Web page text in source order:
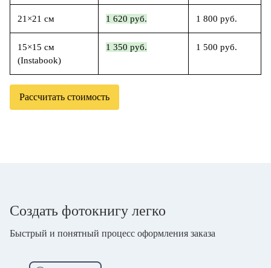
21×21 см 1 620 руб. 1 800 руб.
15×15 см
(Instabook)
1 350 руб. 1 500 руб.
Рассчитать стоимость
Создать фотокнигу легко
Быстрый и понятный процесс оформления заказа